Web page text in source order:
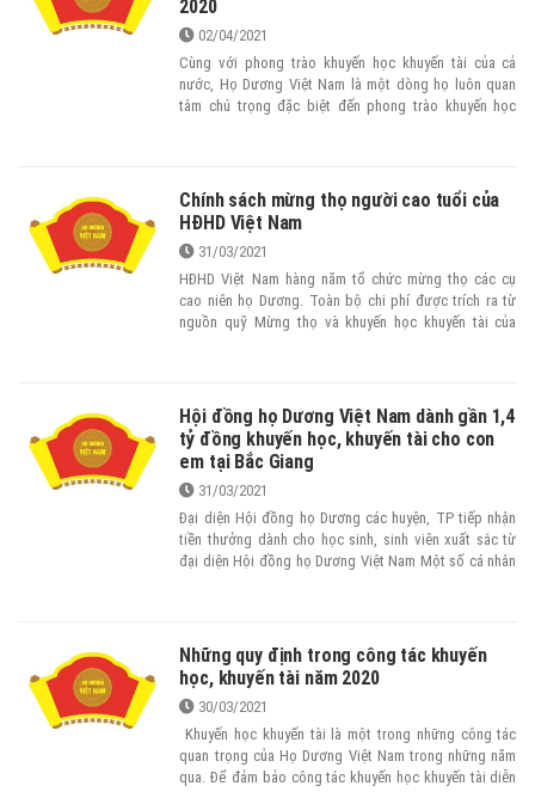
khuyến học, khuyến tài, xây dựng xã hội học tập”;
Quyết định số 89/QĐ-TTg của Thủ tướng Chính phủ
phê duyệt Đề án “Xây dựng xã hội học tập giai đoạn
2012-2020” và Quyết định 281/QĐ-TTg ngày 20/2/2014
phê duyệt Đề án “Phát triển phong trào học tập suốt
2020
02/04/2021
Cùng với phong trào khuyến học khuyến tài của cả
nước, Họ Dương Việt Nam là một dòng họ luôn quan
tâm chú trọng đặc biệt đến phong trào khuyến học
với công tác khuyến học khuyến tài và xây dựng xã hội
học tập”, Chỉ thị số 02/2008/TTG của Thủ tướng Chính
phủ ngày 08/01/2008 về việc: “Đẩy mạnh phong trào
khuyến học, khuyến tài, xây dựng xã hội học tập”;
Quyết định số 89/QĐ-TTg của Thủ tướng Chính phủ
phê duyệt Đề án “Xây dựng xã hội học tập giai đoạn
2012-2020” và Quyết định 281/QĐ-TTg ngày 20/2/2014
Chính sách mừng thọ người cao tuổi của
HĐHD Việt Nam
31/03/2021
HĐHD Việt Nam hàng năm tổ chức mừng thọ các cụ
cao niên họ Dương. Toàn bộ chi phí được trích ra từ
nguồn quỹ Mừng thọ và khuyến học khuyến tài của
Hội đồng họ Dương Việt Nam dành gần 1,4
tỷ đồng khuyến học, khuyến tài cho con
em tại Bắc Giang
31/03/2021
Đại diện Hội đồng họ Dương các huyện, TP tiếp nhận
tiền thưởng dành cho học sinh, sinh viên xuất sắc từ
đại diện Hội đồng họ Dương Việt Nam Một số cá nhân
Giang) trúng tuyển vào Trường Đại học Kinh tế quốc
dân; Dương Ngọc Bắc, xã Tân Mỹ (TP Bắc Giang) đoạt
giải Nhất nội dung điền kinh tại Hội khỏe Phù đổng cấp
thành phố.
Những quy định trong công tác khuyến
học, khuyến tài năm 2020
30/03/2021
Khuyến học khuyến tài là một trong những công tác
quan trọng của Họ Dương Việt Nam trong những năm
qua. Để đảm bảo công tác khuyến học khuyến tài diễn